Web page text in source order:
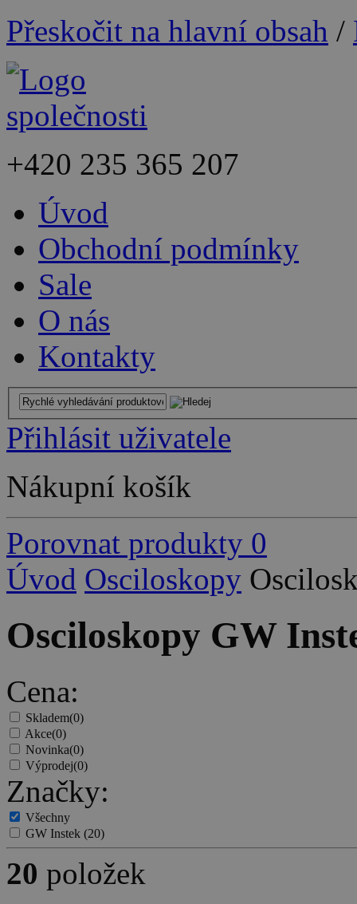
Přeskočit na hlavní obsah /
+420 235 365 207
Úvod
Obchodní podmínky
Sale
O nás
Kontakty
Přihlásit uživatele
Nákupní košík
Porovnat produkty 0
Úvod Osciloskopy
Osciloskopy GW
Cena:
Skladem(0)
Akce(0)
Novinka(0)
Výprodej(0)
Značky:
Všechny
GW Instek (20)
20 položek